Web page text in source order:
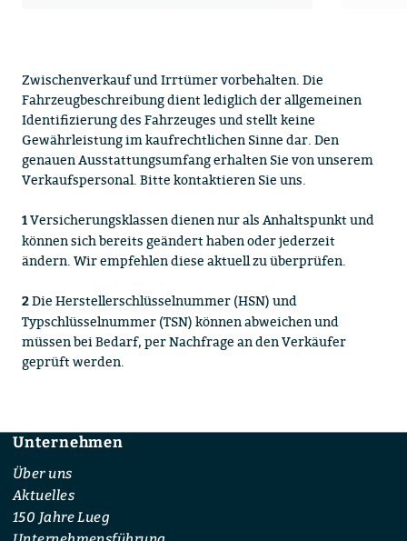
Zwischenverkauf und Irrtümer vorbehalten. Die
Fahrzeugbeschreibung dient lediglich der allgemeinen
Identifizierung des Fahrzeuges und stellt keine
Gewährleistung im kaufrechtlichen Sinne dar. Den
genauen Ausstattungsumfang erhalten Sie von unserem
Verkaufspersonal. Bitte kontaktieren Sie uns.
1Versicherungsklassen dienen nur als Anhaltspunkt und
können sich bereits geändert haben oder jederzeit
ändern. Wir empfehlen diese aktuell zu überprüfen.
2Die Herstellerschlüsselnummer (HSN) und
Typschlüsselnummer (TSN) können abweichen und
müssen bei Bedarf, per Nachfrage an den Verkäufer
geprüft werden.
Footer
Unternehmen
Über uns
Aktuelles
150 Jahre Lueg